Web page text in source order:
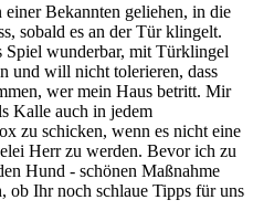
Bekannten geliehen, in die
sobald es an der Tür klingelt.
wunderbar, mit Türklingel
und will nicht tolerieren, dass
wer mein Haus betritt. Mir
Kalle auch in jedem
zu schicken, wenn es nicht eine
Herr zu werden. Bevor ich zu
Hund - schönen Maßnahme
ob Ihr noch schlaue Tipps für uns